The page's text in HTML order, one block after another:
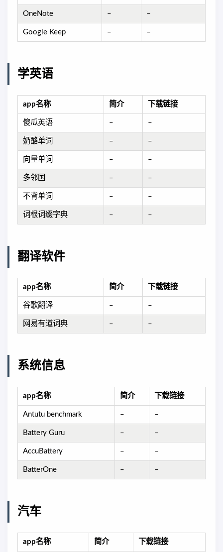
OneNote – –
Google Keep – –
学英语
app名称 简介 下载链接
傻瓜英语 – –
奶酪单词 – –
向量单词 – –
多邻国 – –
不背单词 – –
词根词缀字典 – –
翻译软件
app名称 简介 下载链接
谷歌翻译 – –
网易有道词典 – –
系统信息
app名称 简介 下载链接
Antutu benchmark – –
Battery Guru – –
AccuBattery – –
BatterOne – –
汽车
app名称 简介 下载链接